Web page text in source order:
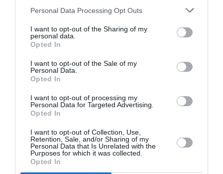
Personal Data Processing Opt Outs
I want to opt-out of the Sharing of my
personal data.
Opted In
I want to opt-out of the Sale of my
Personal Data.
Opted In
I want to opt-out of processing my
Personal Data for Targeted Advertising.
Opted In
I want to opt-out of Collection, Use,
Retention, Sale, and/or Sharing of my
Personal Data that Is Unrelated with the
Purposes for which it was collected.
Opted In
Γαρδίκη & Σμόλικα, Ηλιούπολη
Δημοτικό Θέατρο Ηλιούπολης “Δημήτρης Κιντής”
Προπώληση:
Από την Τετάρτη 23 Αυγούστου στο βιβλιοπωλείο
Δευτέρα έως Σάββατο, ώρες καταστημάτων | Το ταμείο
του Δημοτικού Θεάτρου Ηλιούπολης «Δ. Κιντής» θα
είναι ανοιχτό, αποκλειστικά τις ημέρες των
εκδηλώσεων, από τις 19:30.
Πληροφορίες / Κρατήσεις:
Τηλ.: 210 9940699 |